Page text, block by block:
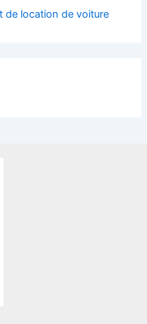
de location de voiture